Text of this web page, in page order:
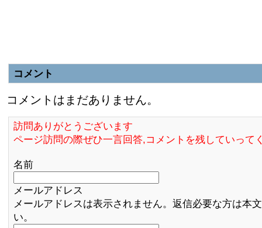
コメント
コメントはまだありません。
訪問ありがとうございます
ページ訪問の際ぜひ一言回答,コメントを残していって
名前
メールアドレス
メールアドレスは表示されません。返信必要な方は本
い。